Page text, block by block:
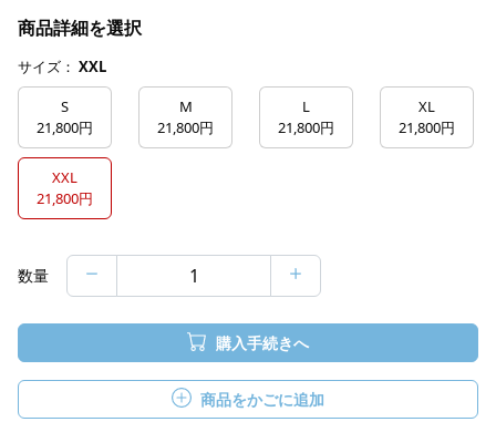
商品詳細を選択
サイズ： XXL
S
21,800円
M
21,800円
L
21,800円
XL
21,800円
XXL
21,800円
数量
購入手続きへ
商品をかごに追加